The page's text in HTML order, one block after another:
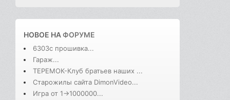
НОВОЕ НАФОРУМЕ
6303с прошивка...
Гараж...
ТЕРЕМОК-Клуб братьев наших ...
Старожилы сайта DimonVideo...
Игра от 1->1000000...